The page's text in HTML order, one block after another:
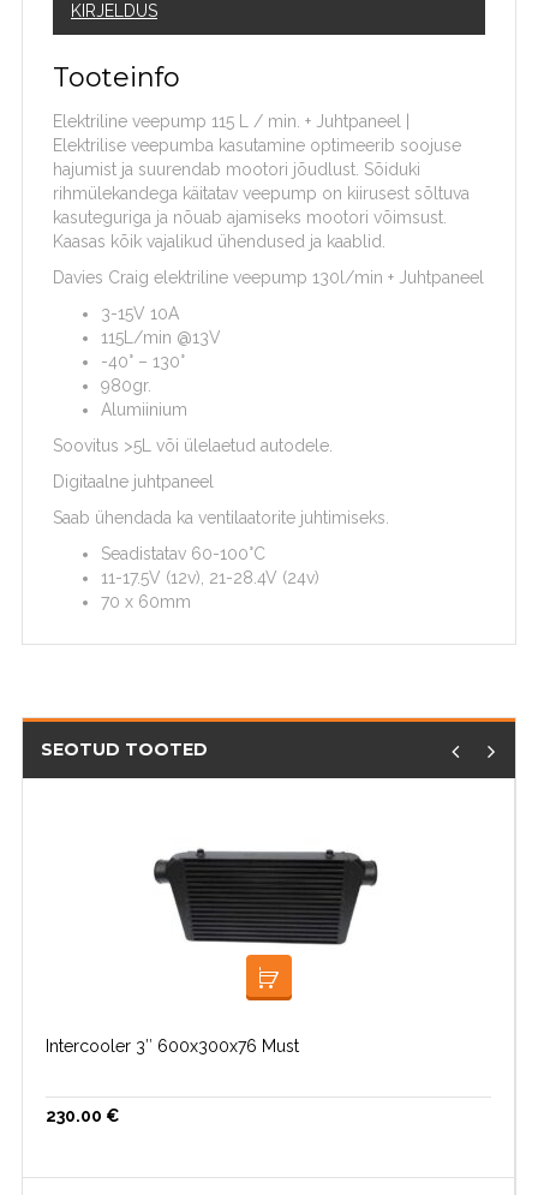
KIRJELDUS
Tooteinfo
Elektriline veepump 115 L / min. + Juhtpaneel |
Elektrilise veepumba kasutamine optimeerib soojuse
hajumist ja suurendab mootori jõudlust. Sõiduki
rihmülekandega käitatav veepump on kiirusest sõltuva
kasuteguriga ja nõuab ajamiseks mootori võimsust.
Kaasas kõik vajalikud ühendused ja kaablid.
Davies Craig elektriline veepump 130l/min + Juhtpaneel
3-15V 10A
115L/min @13V
-40° – 130°
980gr.
Alumiinium
Soovitus >5L või ülelaetud autodele.
Digitaalne juhtpaneel
Saab ühendada ka ventilaatorite juhtimiseks.
Seadistatav 60-100°C
11-17.5V (12v), 21-28.4V (24v)
70 x 60mm
SEOTUD TOOTED
LISA KORVI
Intercooler 3″ 600x300x76 Must
230.00 €